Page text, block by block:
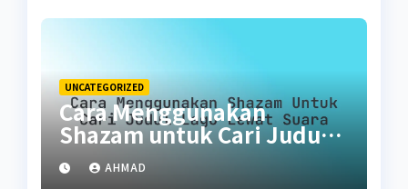
UNCATEGORIZED
Cara Menggunakan
Shazam untuk Cari Judul
Lagu Lewat Suara
AHMAD